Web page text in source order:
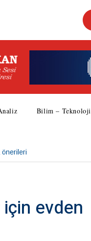
Bilim – Teknoloji
önerileri
evden